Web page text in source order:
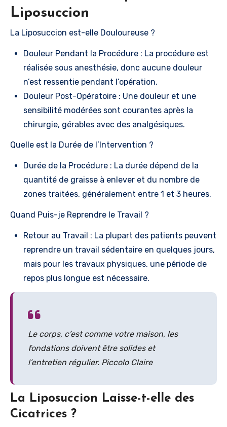
Liposuccion
La Liposuccion est-elle Douloureuse ?
Douleur Pendant la Procédure : La procédure est
réalisée sous anesthésie, donc aucune douleur
n’est ressentie pendant l’opération.
Douleur Post-Opératoire : Une douleur et une
sensibilité modérées sont courantes après la
chirurgie, gérables avec des analgésiques.
Quelle est la Durée de l’Intervention ?
Durée de la Procédure : La durée dépend de la
quantité de graisse à enlever et du nombre de
zones traitées, généralement entre 1 et 3 heures.
Quand Puis-je Reprendre le Travail ?
Retour au Travail : La plupart des patients peuvent
reprendre un travail sédentaire en quelques jours,
mais pour les travaux physiques, une période de
repos plus longue est nécessaire.
Le corps, c’est comme votre maison, les
fondations doivent être solides et
l’entretien régulier. Piccolo Claire
La Liposuccion Laisse-t-elle des
Cicatrices ?